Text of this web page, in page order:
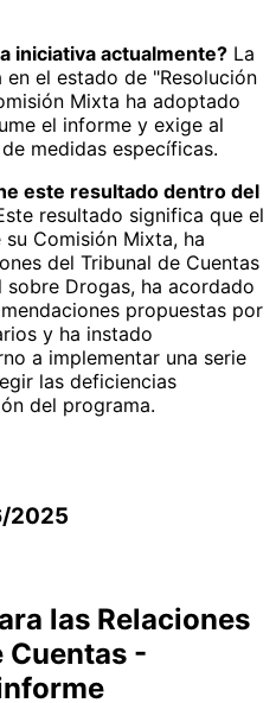
iniciativa actualmente? La
el estado de "Resolución
Mixta ha adoptado
el informe y exige al
medidas específicas.
este resultado dentro del
resultado significa que el
Comisión Mixta, ha
del Tribunal de Cuentas
sobre Drogas, ha acordado
propuestas por
y ha instado
a implementar una serie
las deficiencias
del programa.
2025
las Relaciones
Cuentas -